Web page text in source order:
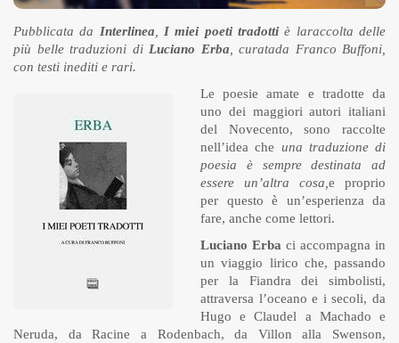
Pubblicata da Interlinea I miei poeti tradotti è laraccolta delle
più belle traduzioni di Luciano Erba , curatada Franco Buffoni,
con testi inediti e rari.
Le poesie amate e tradotte da
uno dei maggiori autori italiani
del Novecento, sono raccolte
nell’idea che una traduzione di
poesia è sempre destinata ad
essere un’altra cosa, e proprio
per questo è un’esperienza da
fare, anche come lettori.
Luciano Erba ci accompagna in
un viaggio lirico che, passando
per la Fiandra dei simbolisti,
attraversa l’oceano e i secoli, da
Hugo e Claudel a Machado e
Neruda, da Racine a Rodenbach, da Villon alla Swenson,